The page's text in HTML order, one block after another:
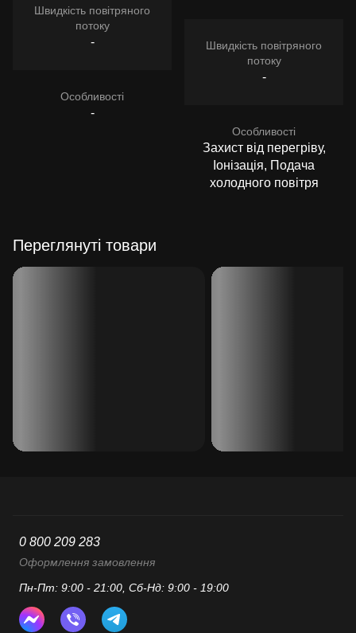
Швидкість повітряного
потоку
-
Особливості
-
Швидкість повітряного
потоку
-
Особливості
Захист від перегріву,
Іонізація, Подача
холодного повітря
Переглянуті товари
0 800 209 283
Оформлення замовлення
Пн-Пт: 9:00 - 21:00, Сб-Нд: 9:00 - 19:00